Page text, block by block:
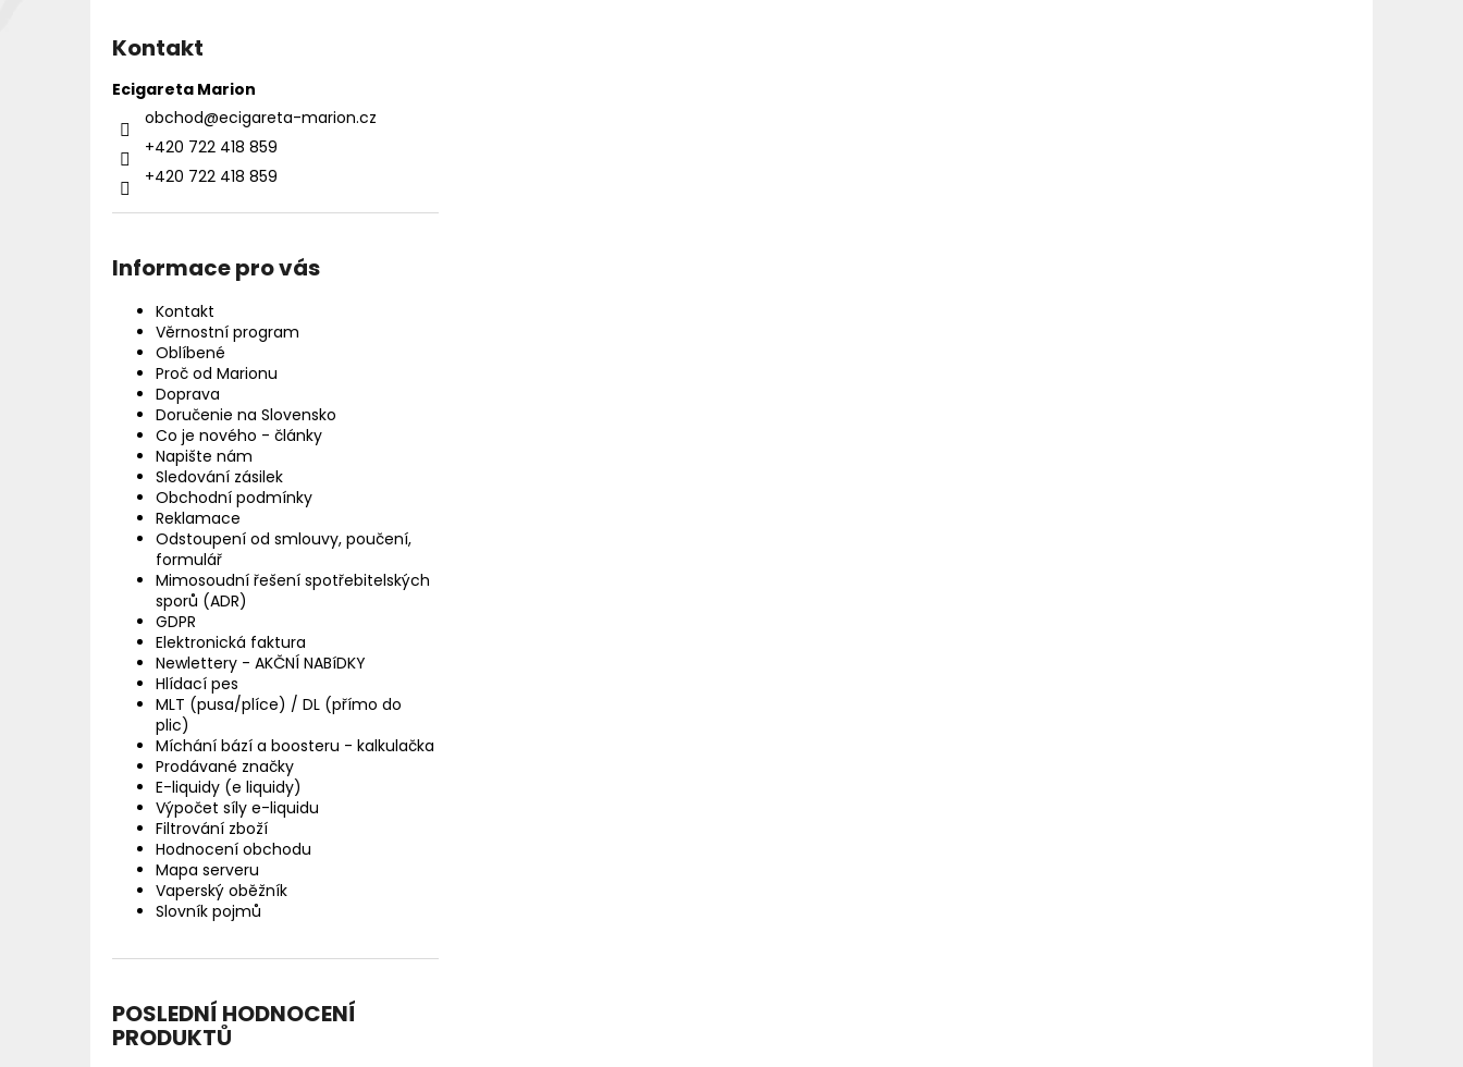
Kontakt
Ecigareta Marion
obchod@ecigareta-marion.cz
+420 722 418 859
+420 722 418 859
Informace pro vás
Kontakt
Věrnostní program
Oblíbené
Proč od Marionu
Doprava
Doručenie na Slovensko
Co je nového - články
Napište nám
Sledování zásilek
Obchodní podmínky
Reklamace
Odstoupení od smlouvy, poučení,
formulář
Mimosoudní řešení spotřebitelských
sporů (ADR)
GDPR
Elektronická faktura
Newlettery - AKČNÍ NABíDKY
Hlídací pes
MLT (pusa/plíce) / DL (přímo do
plic)
Míchání bází a boosteru - kalkulačka
Prodávané značky
E-liquidy (e liquidy)
Výpočet síly e-liquidu
Filtrování zboží
Hodnocení obchodu
Mapa serveru
Vaperský oběžník
Slovník pojmů
POSLEDNÍ HODNOCENÍ
PRODUKTŮ